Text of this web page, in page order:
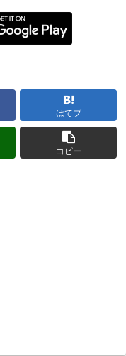
はてブ
コピー